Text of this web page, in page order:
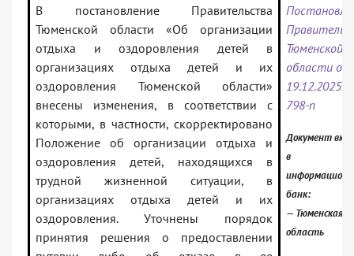
В постановление Правительства
Тюменской области «Об организации
отдыха и оздоровления детей в
организациях отдыха детей и их
оздоровления Тюменской области»
внесены изменения, в соответствии с
которыми, в частности, скорректировано
Положение об организации отдыха и
оздоровления детей, находящихся в
трудной жизненной ситуации, в
организациях отдыха детей и их
оздоровления. Уточнены порядок
принятия решения о предоставлении
Тюменской
области от
19.12.2025 N
798-п
Документ
в
банк:
— Тюменская
область